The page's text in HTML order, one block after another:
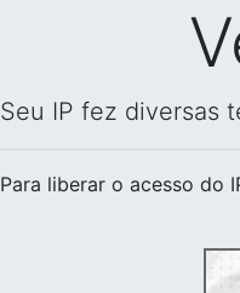
Seu IP fez diversas
Para liberar o acesso do